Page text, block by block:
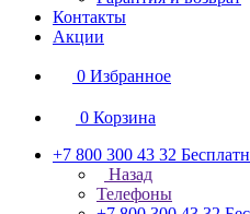
Контакты
Акции
0 Избранное
0 Корзина
+7 800 300 43 32
Назад
Телефоны